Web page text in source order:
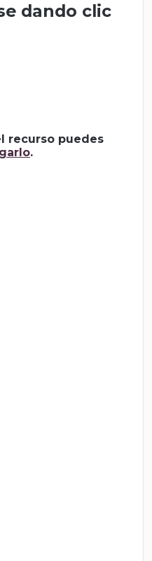
dando clic
recurso puedes
.